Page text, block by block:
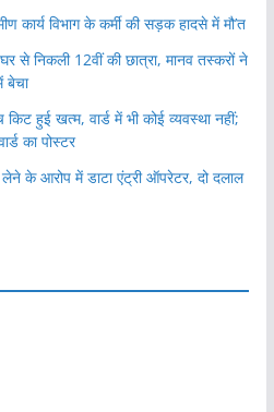
कार्य विभाग के कर्मी की सड़क हादसे में मौ’त
से निकली 12वीं की छात्रा, मानव तस्करों ने
बेचा
हुई खत्म, वार्ड में भी कोई व्यवस्था नहीं;
का पोस्टर
के आरोप में डाटा एंट्री ऑपरेटर, दो दलाल